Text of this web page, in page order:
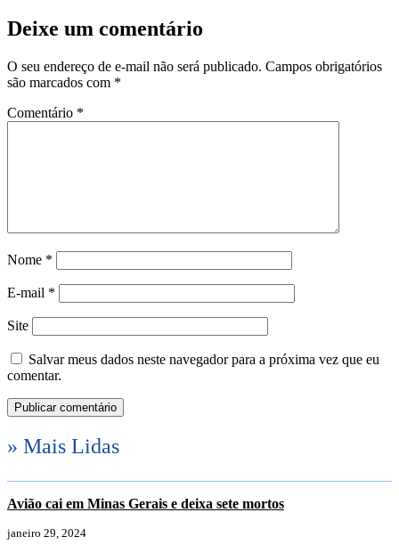
Deixe um comentário
O seu endereço de e-mail não será publicado. Campos obrigatórios
são marcados com *
Comentário *
Nome *
E-mail *
Site
Salvar meus dados neste navegador para a próxima vez que eu
comentar.
» Mais Lidas
Avião cai em Minas Gerais e deixa sete mortos
janeiro 29, 2024